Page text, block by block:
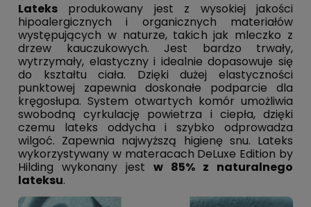
Lateks produkowany jest z wysokiej jakości
hipoalergicznych i organicznych materiałów
występujących w naturze, takich jak mleczko z
drzew kauczukowych. Jest bardzo trwały,
wytrzymały, elastyczny i idealnie dopasowuje się
do kształtu ciała. Dzięki dużej elastyczności
punktowej zapewnia doskonałe podparcie dla
kręgosłupa. System otwartych komór umożliwia
swobodną cyrkulację powietrza i ciepła, dzięki
czemu lateks oddycha i szybko odprowadza
wilgoć. Zapewnia najwyższą higienę snu. Lateks
wykorzystywany w materacach DeLuxe Edition by
Hilding wykonany jest w 85% z naturalnego
lateksu.